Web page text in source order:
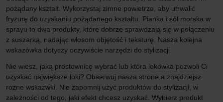
pożądany kształt. Wykorzystaj zimne powietrze, aby utrwalić
fryzurę do uzyskaniu pożądanego kształtu. Pianka i sól morska w
sprayu to dwa produkty, które dobrze sprawdzają się w połączeniu
z suszarką, nadając włosom objętość i teksturę. Nasza kolejna
wskazówka dotyczy oczywiście narzędzi do stylizacji.
Nie wiesz, jaką prostownicę wybrać lub która lokówka pozwoli Ci
uzyskać największe loki? Obserwuj nasza strone a znajdziejsz
rozne wskazwki. Nie zapomnij użyć produktów do stylizacji, w
zależności od tego, jaki efekt chcesz uzyskać. Wybierz produkt